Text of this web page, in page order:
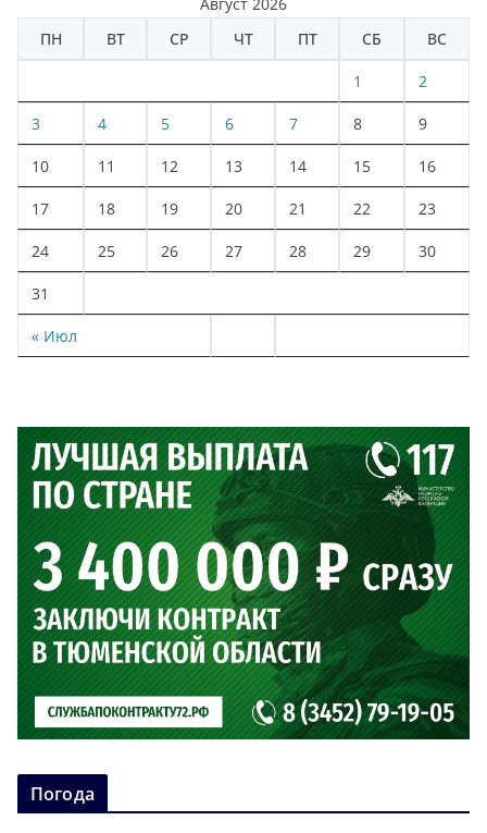
ПН
ВТ СР ЧТ ПТ СБ ВС
« Июл
1 2
3 4 5 6 7 8 9
10 11 12 13 14 15 16
17 18 19 20 21 22 23
24 25 26 27 28 29 30
31
Погода